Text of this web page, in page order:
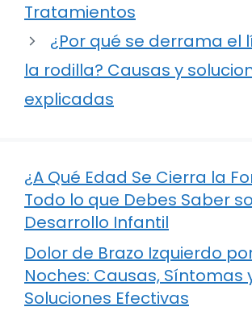
Tratamientos
¿Por qué se derrama el
la rodilla? Causas y
explicadas
¿A Qué Edad Se Cierra la
Todo lo que Debes Saber
Desarrollo Infantil
Dolor de Brazo Izquierdo
Noches: Causas, Síntomas
Soluciones Efectivas